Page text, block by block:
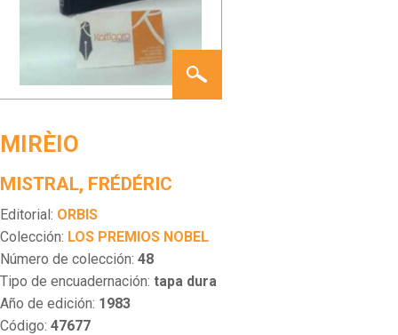
MIRÈIO
MISTRAL, FRÉDÉRIC
Editorial: ORBIS
Colección: LOS PREMIOS NOBEL
Número de colección: 48
Tipo de encuadernación: tapa dura
Año de edición: 1983
Código: 47677